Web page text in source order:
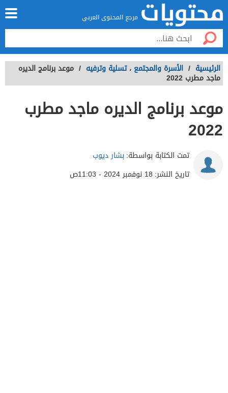
مرجع المحتوى العربي
الرئيسية / الأسرة والمجتمع ، تسلية وترفيه / موعد برنامج الديره
ماجد مطرب 2022
موعد برنامج الديره ماجد مطرب
2022
تمت الكتابة بواسطة: بشار ديوب
تاريخ النشر: 18 نوفمبر 2024 - 11:03ص